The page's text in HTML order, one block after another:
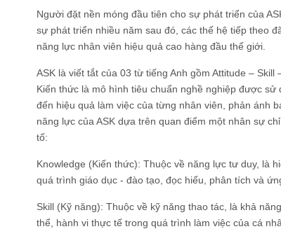
Người đặt nền móng đầu tiên cho sự phát triển của
sự phát triển nhiều năm sau đó, các thế hệ tiếp theo
năng lực nhân viên hiệu quả cao hàng đầu thế giới.
ASK là viết tắt của 03 từ tiếng Anh gồm Attitude –
Kiến thức là mô hình tiêu chuẩn nghề nghiệp được
đến hiệu quả làm việc của từng nhân viên, phản ánh
năng lực của ASK dựa trên quan điểm một nhân sự
tố:
Knowledge (Kiến thức): Thuộc về năng lực tư duy, là
quá trình giáo dục - đào tạo, đọc hiểu, phân tích và
Skill (Kỹ năng): Thuộc về kỹ năng thao tác, là khả
thể, hành vi thực tế trong quá trình làm việc của cá